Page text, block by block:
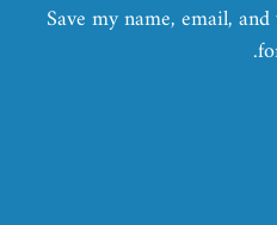
Save my name, email,